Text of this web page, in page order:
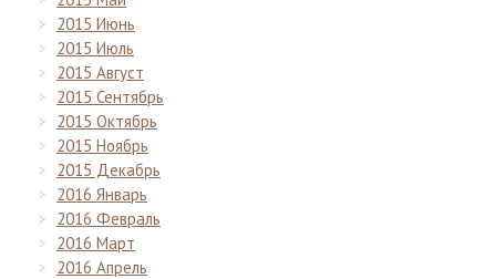
2015 Июнь
2015 Июль
2015 Август
2015 Сентябрь
2015 Октябрь
2015 Ноябрь
2015 Декабрь
2016 Январь
2016 Февраль
2016 Март
2016 Апрель